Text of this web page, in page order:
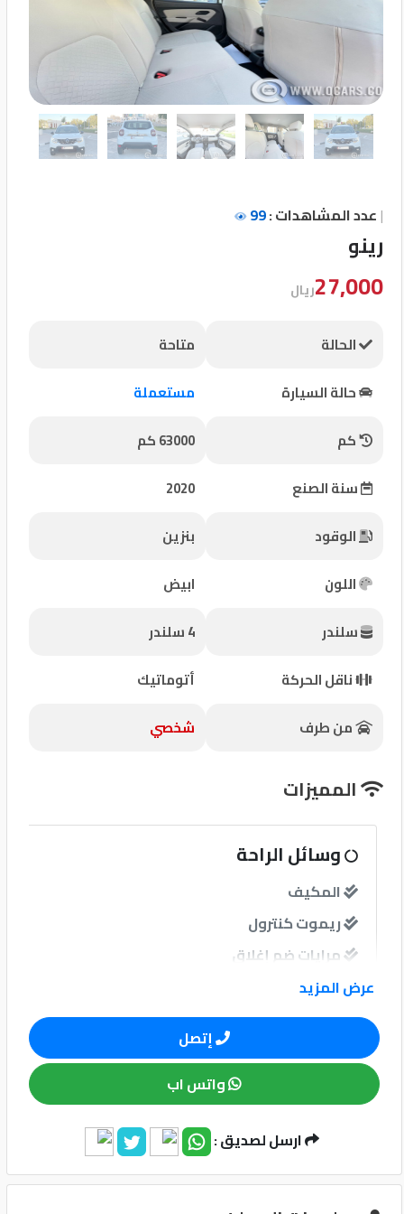
تسجيل
الدخول
English
مستثمري
المعارض
مميزة
إتصل
بنا
المنتدى
كيو
نمبر
كيو
كارز
كيو
ماركت
الدليل
القطري
2020
©
| عدد المشاهدات :99
رينو
27,000ريال
الحالة
متاحة
حالة السيارة
مستعملة
كم
63000 كم
سنة الصنع
2020
الوقود
بنزين
اللون
ابيض
سلندر
4 سلندر
ناقل الحركة
أتوماتيك
من طرف
شخصي
المميزات
وسائل الراحة
المكيف
ريموت كنترول
مرايات ضم إغلاق
فرش جلد
نوافذ
نوافذ كهربائية امامية
زجاج فاميه فاميه
عرض المزيد
إتصل
واتس اب
ارسل لصديق :